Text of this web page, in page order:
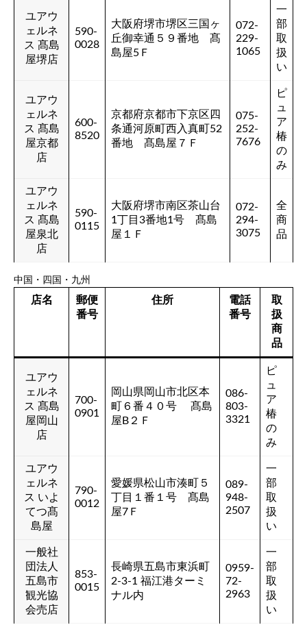
ユアウ
ェルネ
ス 髙島
屋堺店
590-
0028
大阪府堺市堺区三国ヶ
丘御幸通５９番地 髙
島屋5Ｆ
072-
229-
1065
一
部
取
扱
い
ユアウ
ェルネ
ス 髙島
屋京都
店
600-
8520
京都府京都市下京区四
条通河原町西入真町52
番地 髙島屋７Ｆ
075-
252-
7676
ピ
ュ
ア
椿
の
み
ユアウ
ェルネ
ス 髙島
屋泉北
店
590-
0115
大阪府堺市南区茶山台
1丁目3番地1号 髙島
屋１Ｆ
072-
294-
3075
全
商
品
中国・四国・九州
店名
郵便
番号
住所
電話
番号
取
扱
商
品
ユアウ
ェルネ
ス 髙島
屋岡山
店
700-
0901
岡山県岡山市北区本
町６番４０号 髙島
屋B２Ｆ
086-
803-
3321
ピ
ュ
ア
椿
の
み
ユアウ
ェルネ
ス いよ
てつ髙
島屋
790-
0012
愛媛県松山市湊町５
丁目１番１号 髙島
屋7Ｆ
089-
948-
2507
一
部
取
扱
い
一般社
団法人
五島市
観光協
会売店
853-
0015
長崎県五島市東浜町
2-3-1 福江港ターミ
ナル内
0959-
72-
2963
一
部
取
扱
い